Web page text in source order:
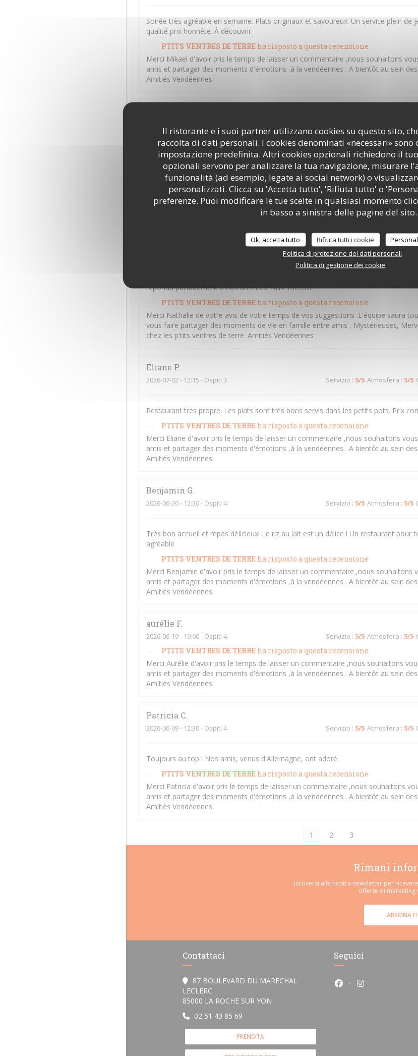
Il ristorante e i suoi partner utilizzano cookies su questo sito,
raccolta di dati personali. I cookies denominati «necessari»
impostazione predefinita. Altri cookies opzionali richiedono il tuo
opzionali servono per analizzare la tua navigazione, misurare
funzionalità (ad esempio, legate ai social network) o
personalizzati. Clicca su 'Accetta tutto', 'Rifiuta tutto' o
preferenze. Puoi modificare le tue scelte in qualsiasi momento
in basso a sinistra delle pagine del sito.
Ok, accetta tutto Rifiuta tutti i cookie
Politica di protezione dei dati personali
Politica di gestione dei cookie
Soirée très agréable en semaine. Plats originaux et savoureux. Un service plein de
qualité prix honnête. À découvrir.
PTITS VENTRES DE TERRE ha risposto a questa recensione
Merci Mikael d'avoir pris le temps de laisser un commentaire ,nous souhaitons
amis et partager des moments d'émotions ,à la vendéennes . A bientôt au sein
Amitiés Vendéennes
Repas excellent et service fait avec bienveillance
PTITS VENTRES DE TERRE ha risposto a questa recensione
Merci Béatrice d'avoir pris le temps de laisser un commentaire ,nous souhaitons
amis et partager des moments d'émotions ,à la vendéennes . A bientôt au sein
Amitiés Vendéennes
Servizio:5/5 Atmosfera:5/5
répondu parfaitement à nos attentes. Mille mercis!!
PTITS VENTRES DE TERRE ha risposto a questa recensione
Merci Nathalie de votre avis de votre temps de vos suggestions .L'équipe saura
vous faire partager des moments de vie en famille entre amis , Mystérieuses,
chez les p'tits ventres de terre .Amitiés Vendéennes
Eliane P
2026-07-02 - 12:15 - Ospiti 3 Servizio : 5/5 Atmosfera : 5/5
Restaurant très propre. Les plats sont très bons servis dans les petits pots. Prix
PTITS VENTRES DE TERRE ha risposto a questa recensione
Merci Eliane d'avoir pris le temps de laisser un commentaire ,nous souhaitons
amis et partager des moments d'émotions ,à la vendéennes . A bientôt au sein
Amitiés Vendéennes
Benjamin G
2026-06-20- 12:30 - Ospiti 4 Servizio : 5/5 Atmosfera : 5/5
Très bon accueil et repas délicieux! Le riz au lait est un délice ! Un restaurant pour
agréable
PTITS VENTRES DE TERRE ha risposto a questa recensione
Merci Benjamin d'avoir pris le temps de laisser un commentaire ,nous souhaitons
amis et partager des moments d'émotions ,à la vendéennes . A bientôt au sein
Amitiés Vendéennes
aurélie F
2026-06-19- 19:00 - Ospiti 4 Servizio : 5/5 Atmosfera : 5/5
PTITS VENTRES DE TERRE ha risposto a questa recensione
Merci Aurélie d'avoir pris le temps de laisser un commentaire ,nous souhaitons
amis et partager des moments d'émotions ,à la vendéennes . A bientôt au sein
Amitiés Vendéennes
Patricia C
2026-06-09- 12:30 - Ospiti 4 Servizio : 5/5 Atmosfera : 5/5
Toujours au top ! Nos amis, venus d'Allemagne, ont adoré.
PTITS VENTRES DE TERRE ha risposto a questa recensione
Merci Patricia d'avoir pris le temps de laisser un commentaire ,nous souhaitons
amis et partager des moments d'émotions ,à la vendéennes . A bientôt au sein
Amitiés Vendéennes
1 2 3
Rimani
Iscriversi alla nostra newsletter per
offerte di marketing
ABBONATI
Contattaci
87 BOULEVARD DU MARECHAL
LECLERC
85000 LA ROCHE SUR YON
02 51 43 85 69
PRENOTA
Seguici
Facebook ((apre una
Instagram